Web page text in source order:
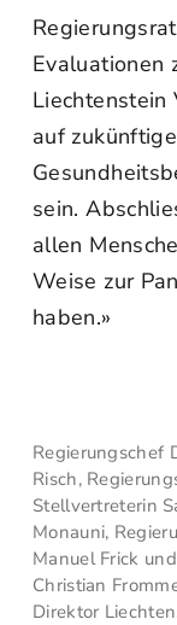
Evaluationen
Liechtenstein
auf
sein.
allen
Weise zur
haben.»
Regierungschef
Risch,
Stellvertreterin
Monauni,
Manuel Frick und
Christian
Direktor